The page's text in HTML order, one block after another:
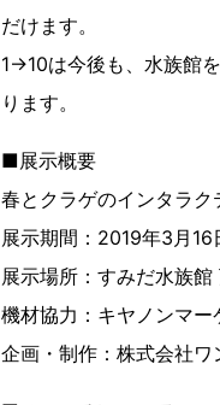
だけます。
1→10は今後も、水族館
ります。
■展示概要
春とクラゲのインタラク
展示期間：2019年3月16
展示場所：すみだ水族
機材協力：キヤノンマ
企画・制作：株式会社ワ